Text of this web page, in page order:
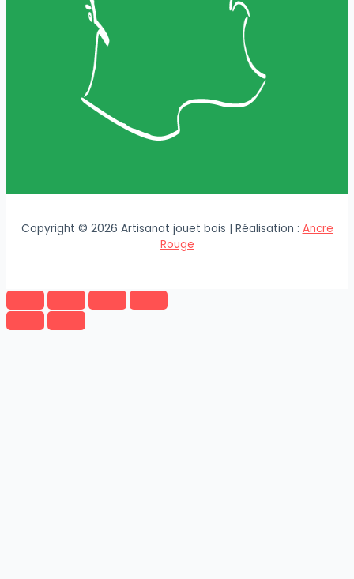
Copyright © 2026 Artisanat jouet bois | Réalisation : Ancre
Rouge